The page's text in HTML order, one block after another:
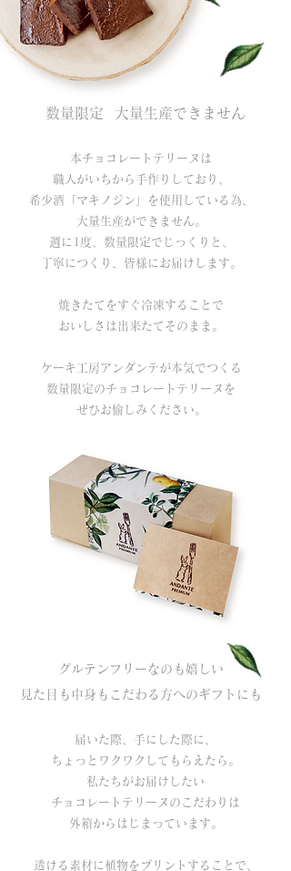
数量限定 大量生産できません
本チョコレートテリーヌは
職人がいちから手作りしており、
希少酒「マキノジン」を使用している為、
大量生産ができません。
週に1度、数量限定でじっくりと、
丁寧につくり、皆様にお届けします。
焼きたてをすぐ冷凍することで
おいしさは出来たてそのまま。
ケーキ工房アンダンテが本気でつくる
数量限定のチョコレートテリーヌを
ぜひお愉しみください。
グルテンフリーなのも嬉しい
見た目も中身もこだわる方へのギフトにも
届いた際、手にした際に、
ちょっとワクワクしてもらえたら。
私たちがお届けしたい
チョコレートテリーヌのこだわりは
外箱からはじまっています。
透ける素材に植物をプリントすることで、